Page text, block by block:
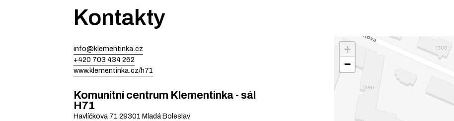
Kontakty
info@klementinka.cz
+420 703 434 262
www.klementinka.cz/h71
Komunitní centrum Klementinka - sál
H71
Havlíčkova 71 29301 Mladá Boleslav
+
−